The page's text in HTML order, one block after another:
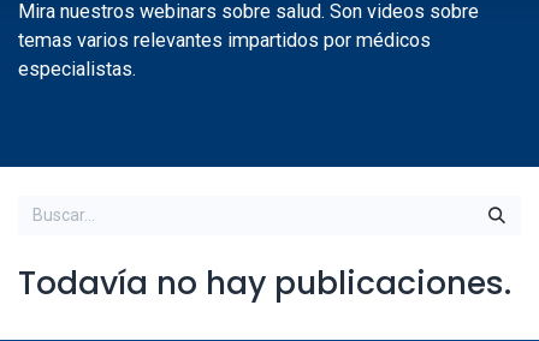
Mira nuestros webinars sobre salud. Son videos sobre
temas varios relevantes impartidos por médicos
especialistas.
Todavía no hay publicaciones.